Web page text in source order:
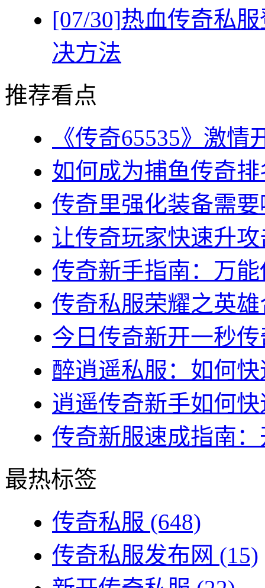
[07/30]热血传奇私
决方法
推荐看点
《传奇65535》激
如何成为捕鱼传奇
传奇里强化装备需
让传奇玩家快速升
传奇新手指南：万
传奇私服荣耀之英
今日传奇新开一秒
醉逍遥私服：如何
逍遥传奇新手如何
传奇新服速成指南
最热标签
传奇私服 (648)
传奇私服发布网 (15)